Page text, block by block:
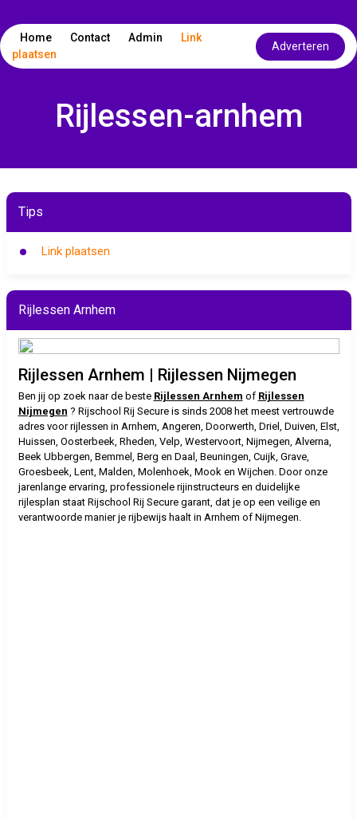
Home Contact Admin
Link
plaatsen
Adverteren
Rijlessen-arnhem
Tips
Link plaatsen
Rijlessen Arnhem
Rijlessen Arnhem | Rijlessen Nijmegen
Ben jij op zoek naar de beste Rijlessen Arnhem of Rijlessen
Nijmegen ? Rijschool Rij Secure is sinds 2008 het meest vertrouwde
adres voor rijlessen in Arnhem, Angeren, Doorwerth, Driel, Duiven, Elst,
Huissen, Oosterbeek, Rheden, Velp, Westervoort, Nijmegen, Alverna,
Beek Ubbergen, Bemmel, Berg en Daal, Beuningen, Cuijk, Grave,
Groesbeek, Lent, Malden, Molenhoek, Mook en Wijchen. Door onze
jarenlange ervaring, professionele rijinstructeurs en duidelijke
rijlesplan staat Rijschool Rij Secure garant, dat je op een veilige en
verantwoorde manier je rijbewijs haalt in Arnhem of Nijmegen.